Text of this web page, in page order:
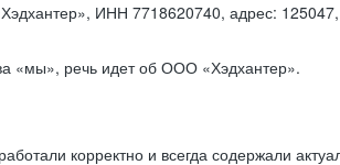
ИНН 7718620740, адрес: 125047,
«мы», речь идет об ООО «Хэдхантер».
корректно и всегда содержали